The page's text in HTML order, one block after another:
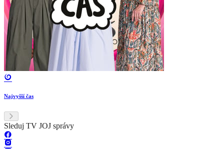
Najvyšší čas
Sleduj TV JOJ správy